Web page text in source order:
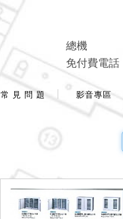
總機
免付費電話
常 見 問 題 影音專區